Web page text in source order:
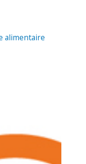
alimentaire